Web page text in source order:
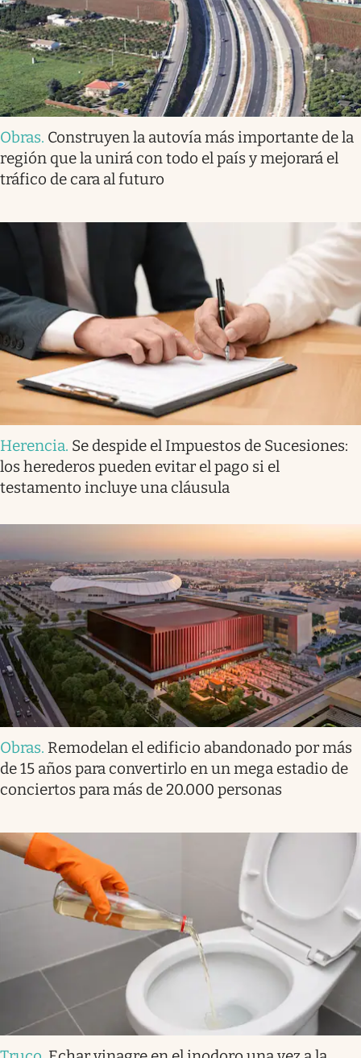
Obras. Construyen la autovía más importante de la
región que la unirá con todo el país y mejorará el
tráfico de cara al futuro
Herencia. Se despide el Impuestos de Sucesiones:
los herederos pueden evitar el pago si el
testamento incluye una cláusula
Obras. Remodelan el edificio abandonado por más
de 15 años para convertirlo en un mega estadio de
conciertos para más de 20.000 personas